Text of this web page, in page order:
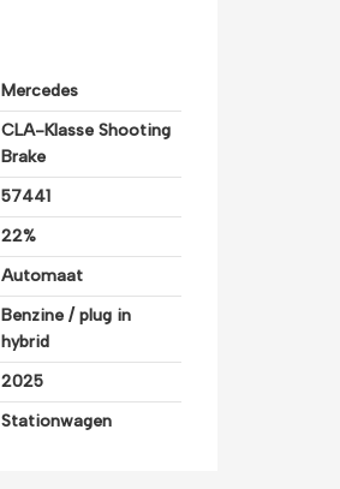
Mercedes
CLA-Klasse Shooting
Brake
57441
22%
Automaat
Benzine / plug in
hybrid
2025
Stationwagen